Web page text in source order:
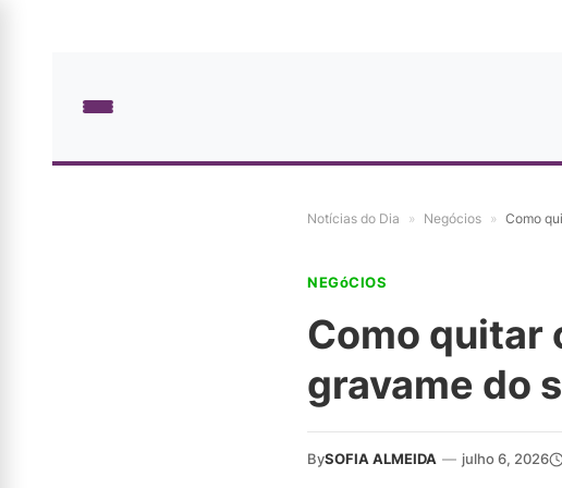
Notícias do Dia » Negócios » Como
NEGóCIOS
Como quitar
gravame do
BySOFIA ALMEIDA — julho 6, 2026